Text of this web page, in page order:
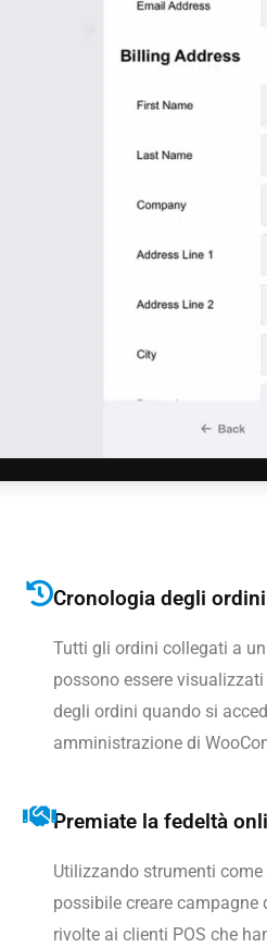
Cronologia degli ordini
Tutti gli ordini collegati a
possono essere
degli ordini quando si
amministrazione di
Premiate la fedeltà
Utilizzando strumenti come
possibile creare campagne
rivolte ai clienti POS che